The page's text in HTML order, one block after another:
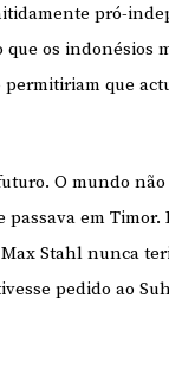
pró-
que os indonésios
que
O mundo
passava em Timor.
Stahl nunca
pedido ao